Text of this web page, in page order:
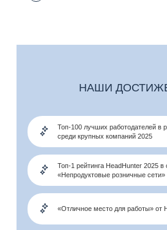
НАШИ
Топ-100 лучших работодателей в
среди крупных компаний 2025
Топ-1 рейтинга HeadHunter 2025 в
«Непродуктовые розничные сети»
«Отличное место для работы» от